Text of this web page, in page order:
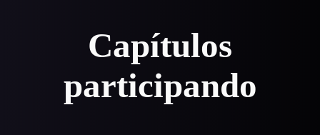
Capítulos
participando